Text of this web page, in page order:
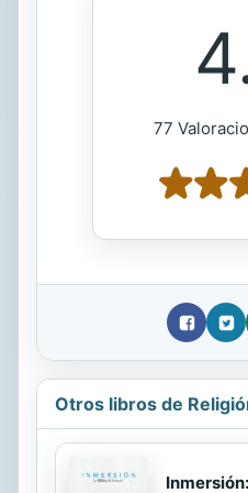
77
Otros libros de